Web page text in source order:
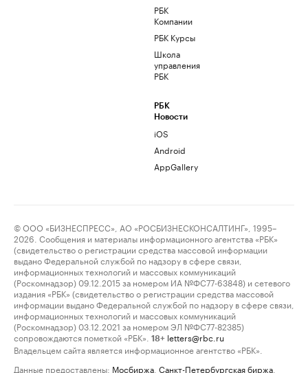
РБК
Компании
РБК Курсы
Школа
управления
РБК
РБК
Новости
iOS
Android
AppGallery
© ООО «БИЗНЕСПРЕСС», АО «РОСБИЗНЕСКОНСАЛТИНГ», 1995–
2026. Сообщения и материалы информационного агентства «РБК»
(свидетельство о регистрации средства массовой информации
выдано Федеральной службой по надзору в сфере связи,
информационных технологий и массовых коммуникаций
(Роскомнадзор) 09.12.2015 за номером ИА №ФС77-63848) и сетевого
издания «РБК» (свидетельство о регистрации средства массовой
информации выдано Федеральной службой по надзору в сфере связи,
информационных технологий и массовых коммуникаций
(Роскомнадзор) 03.12.2021 за номером ЭЛ №ФС77-82385)
сопровождаются пометкой «РБК».
18+ letters@rbc.ru
Владельцем сайта является информационное агентство «РБК».
Данные предоставлены: Мосбиржа Санкт-Петербургская биржа